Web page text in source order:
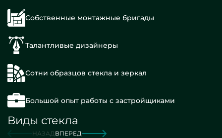
Собственные монтажные бригады
Талантливые дизайнеры
Сотни образцов стекла и зеркал
Большой опыт работы с застройщиками
Виды стекла
НАЗАДВПЕРЕД